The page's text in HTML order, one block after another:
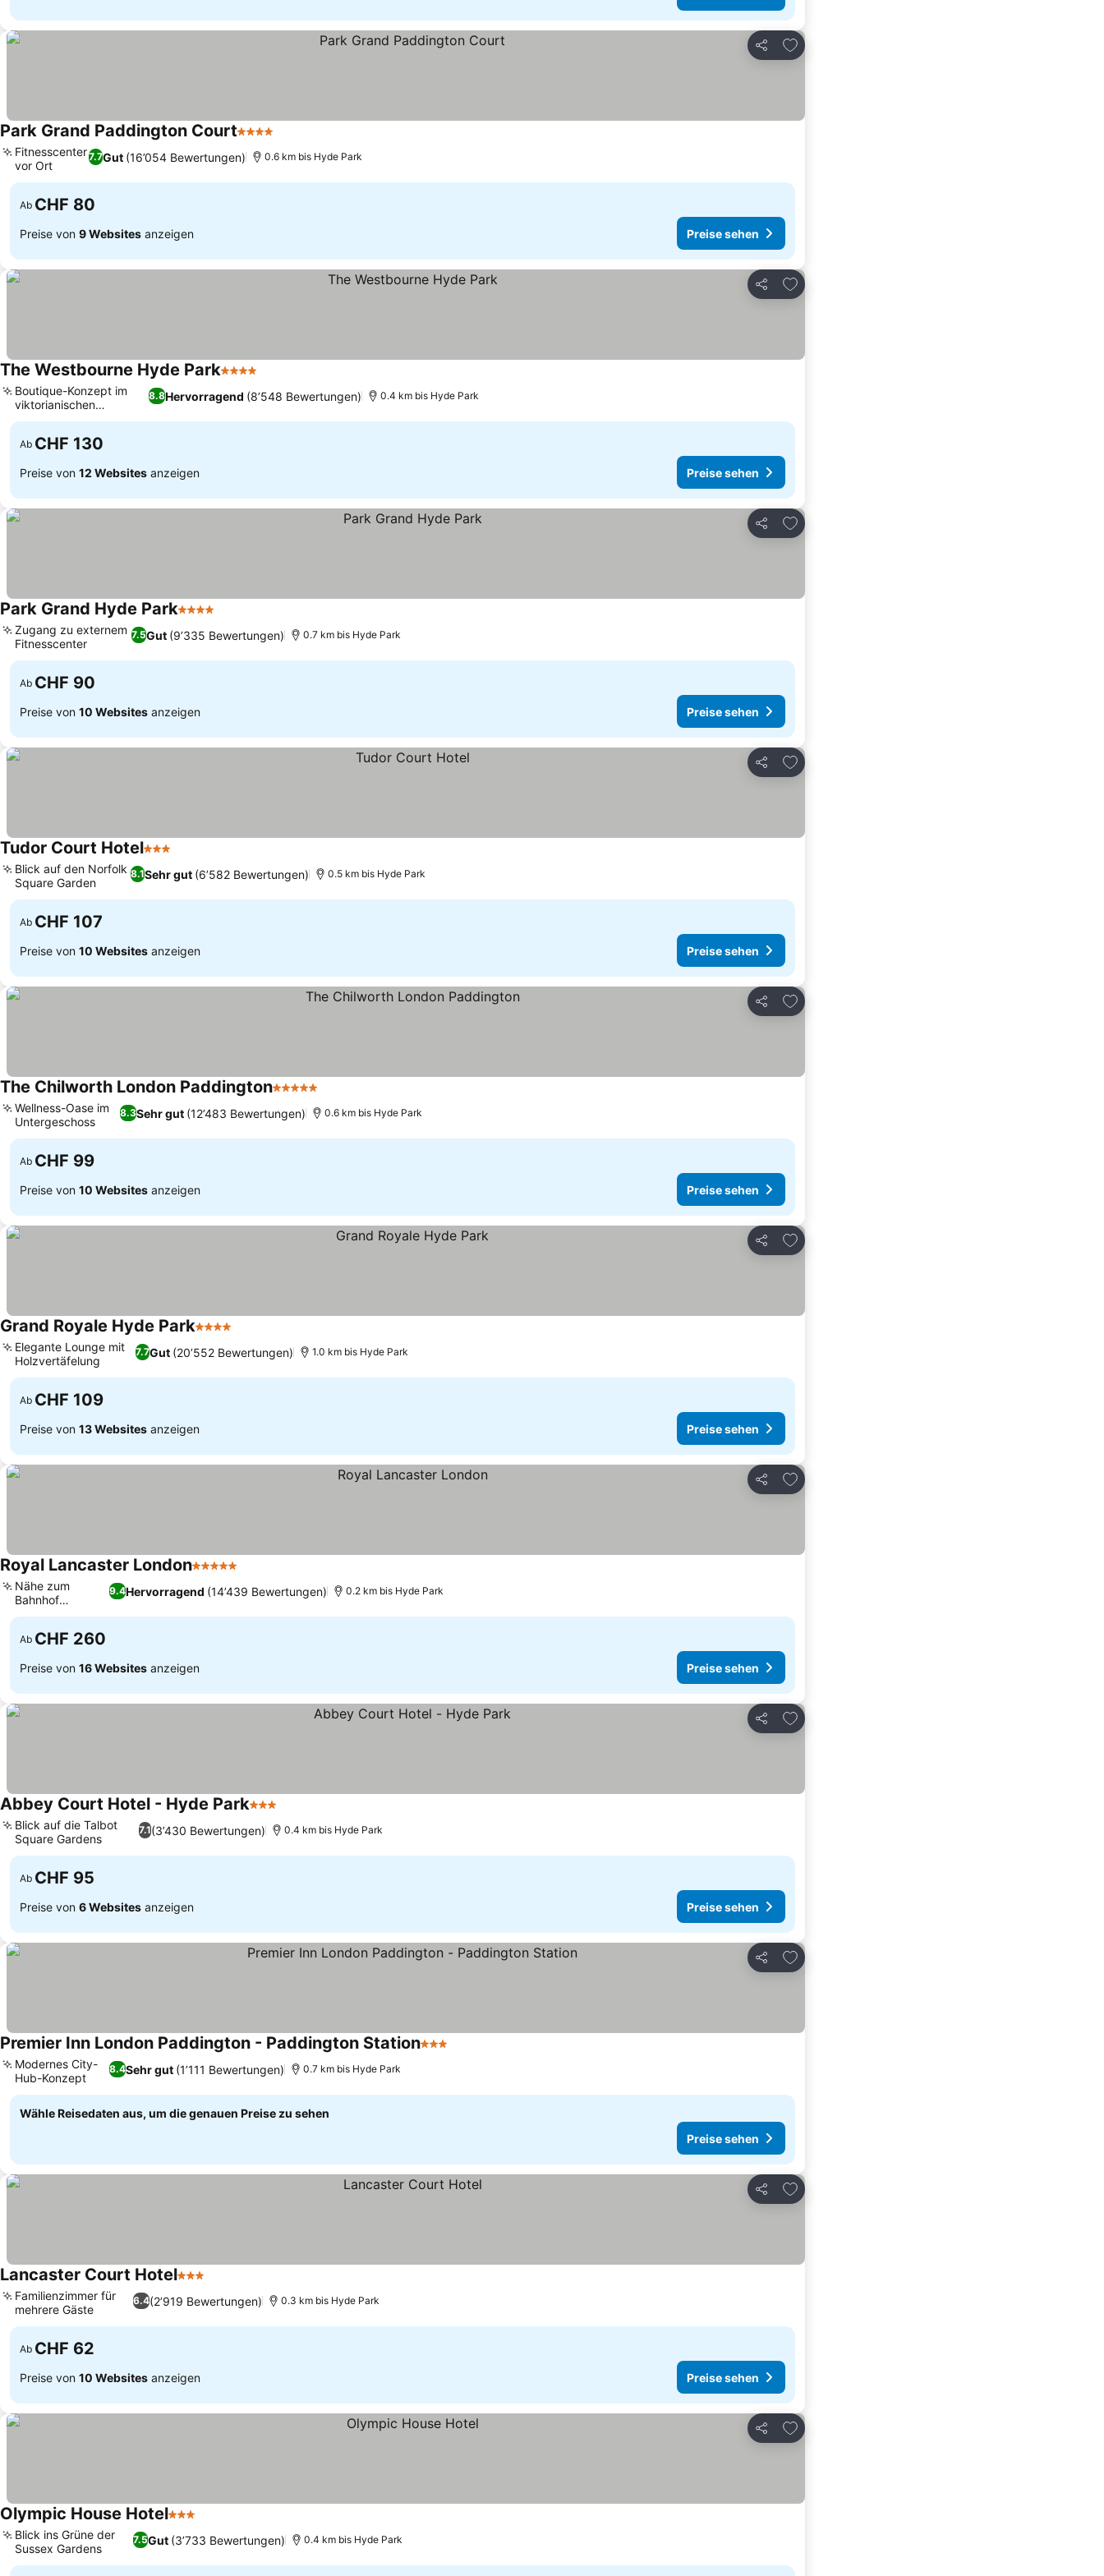
Teilen
Zu Favoriten hinzufügen
Park Grand Paddington Court4 Sterne
7.7Gut (16’054 Bewertungen)
Fitnesscenter
vor Ort
0.6 km bis Hyde Park
Ab CHF 80
Preise von 9 Websites anzeigen Preise sehen
Teilen
Zu Favoriten hinzufügen
The Westbourne Hyde Park4 Sterne
8.8Hervorragend (8’548 Bewertungen)
Boutique-Konzept im
viktorianischen
Stadthaus
0.4 km bis Hyde Park
Ab CHF 130
Preise von 12 Websites anzeigen Preise sehen
Teilen
Zu Favoriten hinzufügen
Park Grand Hyde Park4 Sterne
7.5Gut (9’335 Bewertungen)
Zugang zu externem
Fitnesscenter
0.7 km bis Hyde Park
Ab CHF 90
Preise von 10 Websites anzeigen Preise sehen
Teilen
Zu Favoriten hinzufügen
Tudor Court Hotel3 Sterne
8.1Sehr gut (6’582 Bewertungen)
Blick auf den Norfolk
Square Garden
0.5 km bis Hyde Park
Ab CHF 107
Preise von 10 Websites anzeigen Preise sehen
Teilen
Zu Favoriten hinzufügen
The Chilworth London Paddington5 Sterne
8.3Sehr gut (12’483 Bewertungen)
Wellness-Oase im
Untergeschoss
0.6 km bis Hyde Park
Ab CHF 99
Preise von 10 Websites anzeigen Preise sehen
Teilen
Zu Favoriten hinzufügen
Grand Royale Hyde Park4 Sterne
7.7Gut (20’552 Bewertungen)
Elegante Lounge mit
Holzvertäfelung
1.0 km bis Hyde Park
Ab CHF 109
Preise von 13 Websites anzeigen Preise sehen
Teilen
Zu Favoriten hinzufügen
Royal Lancaster London5 Sterne
9.4Hervorragend (14’439 Bewertungen)
Nähe zum
Bahnhof
Paddington
0.2 km bis Hyde Park
Ab CHF 260
Preise von 16 Websites anzeigen Preise sehen
Teilen
Zu Favoriten hinzufügen
Abbey Court Hotel - Hyde Park3 Sterne
7.1(3’430 Bewertungen)
Blick auf die Talbot
Square Gardens
0.4 km bis Hyde Park
Ab CHF 95
Preise von 6 Websites anzeigen Preise sehen
Teilen
Zu Favoriten hinzufügen
Premier Inn London Paddington - Paddington Station3 Sterne
8.4Sehr gut (1’111 Bewertungen)
Modernes City-
Hub-Konzept
0.7 km bis Hyde Park
Wähle Reisedaten aus, um die genauen Preise zu sehen
Preise sehen
Teilen
Zu Favoriten hinzufügen
Lancaster Court Hotel3 Sterne
6.4(2’919 Bewertungen)
Familienzimmer für
mehrere Gäste
0.3 km bis Hyde Park
Ab CHF 62
Preise von 10 Websites anzeigen Preise sehen
Teilen
Zu Favoriten hinzufügen
Olympic House Hotel3 Sterne
7.5Gut (3’733 Bewertungen)
Blick ins Grüne der
Sussex Gardens
0.4 km bis Hyde Park